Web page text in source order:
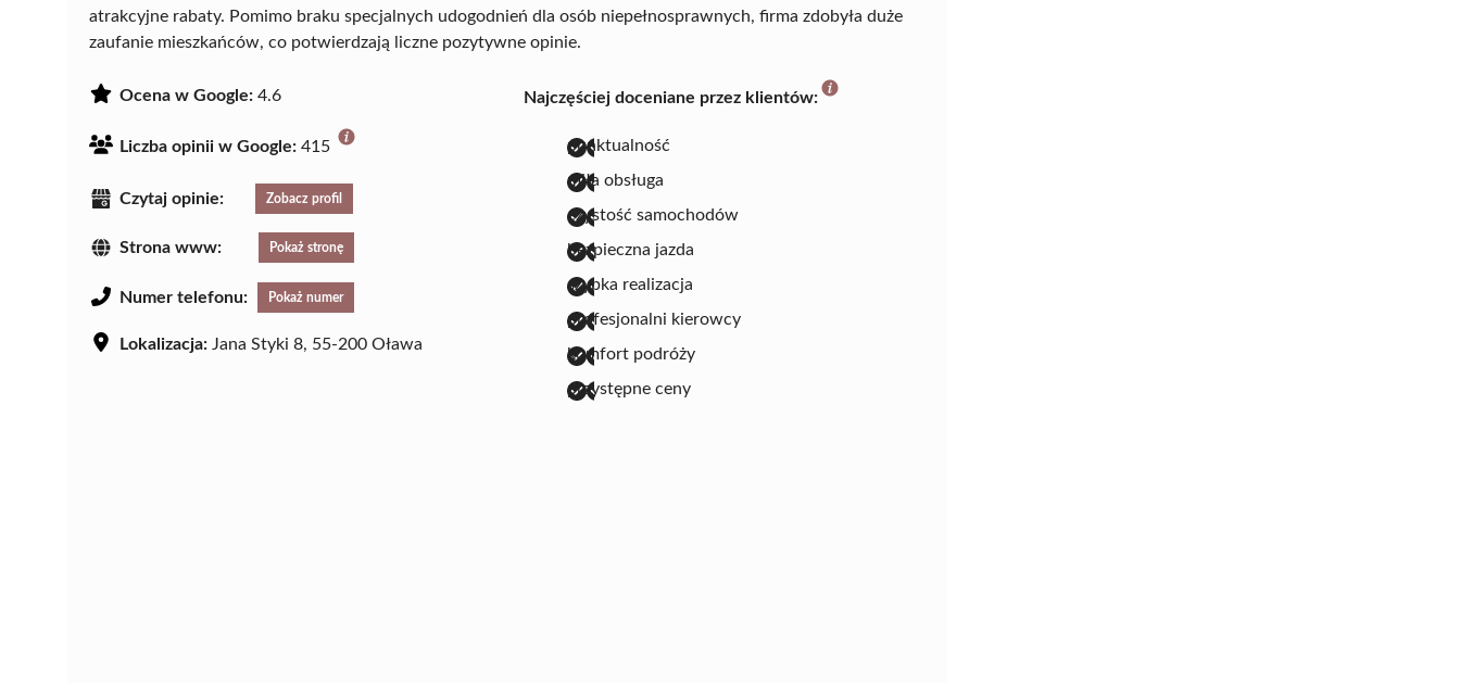
atrakcyjne rabaty. Pomimo braku specjalnych udogodnień dla osób niepełnosprawnych, firma zdobyła duże
zaufanie mieszkańców, co potwierdzają liczne pozytywne opinie.
Ocena w Google: 4.6
Liczba opinii w Google: 415
Czytaj opinie: Zobacz profil
Strona www: Pokaż stronę
Numer telefonu: Pokaż numer
Lokalizacja: Jana Styki 8, 55-200 Oława
Najczęściej doceniane przez klientów:
punktualność
miła obsługa
czystość samochodów
bezpieczna jazda
szybka realizacja
profesjonalni kierowcy
komfort podróży
przystępne ceny